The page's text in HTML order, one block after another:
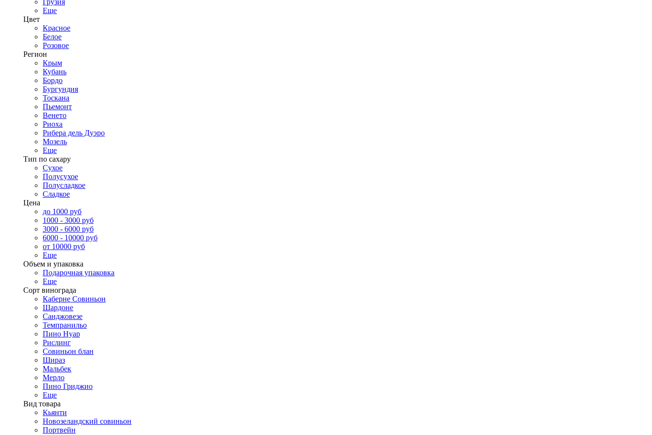
Грузия
Еще
Цвет
Красное
Белое
Розовое
Регион
Крым
Кубань
Бордо
Бургундия
Тоскана
Пьемонт
Венето
Риоха
Рибера дель Дуэро
Мозель
Еще
Тип по сахару
Сухое
Полусухое
Полусладкое
Сладкое
Цена
до 1000 руб
1000 - 3000 руб
3000 - 6000 руб
6000 - 10000 руб
от 10000 руб
Еще
Объем и упаковка
Подарочная упаковка
Еще
Сорт винограда
Каберне Совиньон
Шардоне
Санджовезе
Темпранильо
Пино Нуар
Рислинг
Совиньон блан
Шираз
Мальбек
Мерло
Пино Гриджио
Еще
Вид товара
Кьянти
Новозеландский совиньон
Портвейн